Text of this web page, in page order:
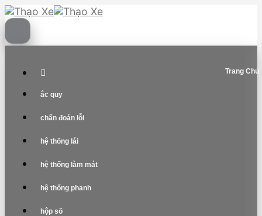
Skip
to
content
Trang Chủ
ắc quy
chẩn đoán lỗi
hệ thống lái
hệ thống làm mát
hệ thống phanh
hộp số